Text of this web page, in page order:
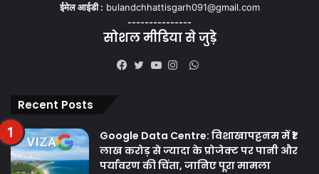
ईमेल आईडी : bulandchhattisgarh091@gmail.com
---------------
सोशल मीडिया से जुड़े
WhatsApp
Recent Posts
Google Data Centre: विशाखापट्टनम में ₹1
लाख करोड़ से ज्यादा के प्रोजेक्ट पर पानी और
पर्यावरण की चिंता, जानिए पूरा मामला